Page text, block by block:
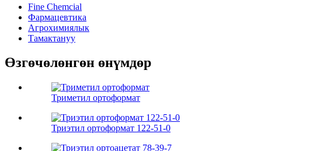
Fine Chemcial
Фармацевтика
Агрохимиялык
Тамактануу
Өзгөчөлөнгөн өнүмдөр
Триметил ортоформат
Триэтил ортоформат 122-51-0